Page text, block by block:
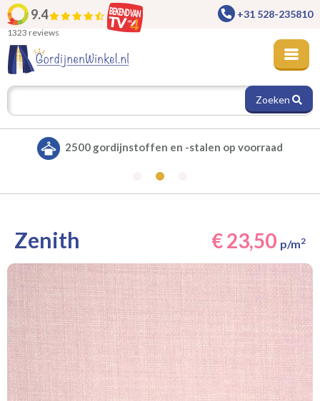
9.4
1323 reviews
+31 528-235810
Zoeken
Alle gordijnen verduisterend leverbaar
Zenith € 23,50 p/m2